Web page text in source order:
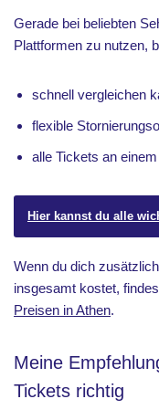
Gerade bei beliebten
Plattformen zu nutzen,
schnell vergleichen
flexible
alle Tickets an
Hier kannst du alle
Wenn du dich
insgesamt kostet,
Preisen in Athen.
Meine
Tickets richtig